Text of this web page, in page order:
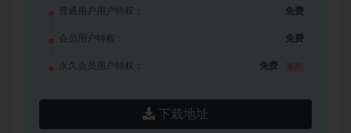
普通用户用户特权： 免费
会员用户特权： 免费
永久会员用户特权： 免费
下栽地址